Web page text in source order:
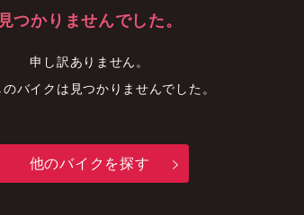
見つかりませんでした。
申し訳ありません。
バイクは見つかりませんでした。
他のバイクを探す